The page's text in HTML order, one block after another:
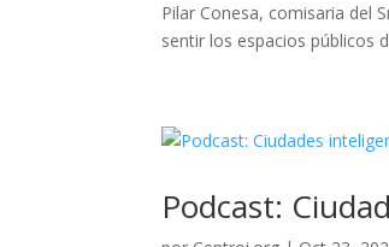
Pilar Conesa, comisaria del
sentir los espacios públicos
Podcast: